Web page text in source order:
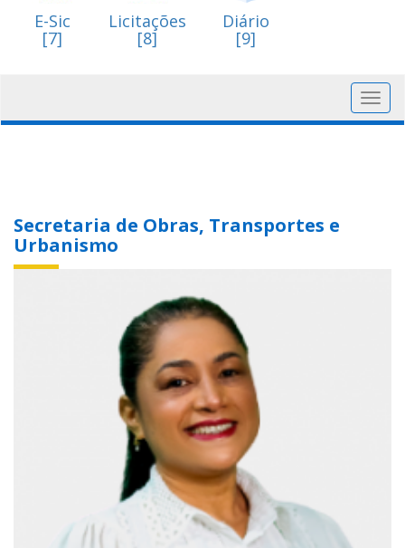
E-Sic
[7]
Licitações
[8]
Diário
[9]
Secretaria de Obras, Transportes e
Urbanismo